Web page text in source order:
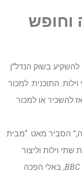
וחופש
בשוק הנדל"ן
התוכנית: למכור
להשכיר או למכור
הסביר מאט. “מבית
וילות וליצור
BBC, באלי הפכה